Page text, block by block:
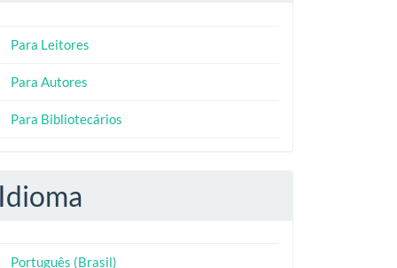
Para Leitores
Para Autores
Para Bibliotecários
Idioma
Português (Brasil)